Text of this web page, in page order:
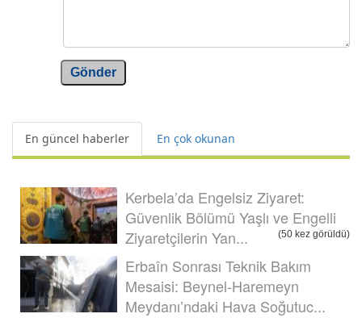
Gönder
En güncel haberler En çok okunan
Kerbela’da Engelsiz Ziyaret:
Güvenlik Bölümü Yaşlı ve Engelli
Ziyaretçilerin Yan...
(50 kez görüldü)
Erbaîn Sonrası Teknik Bakım
Mesaisi: Beynel-Haremeyn
Meydanı’ndaki Hava Soğutuc...